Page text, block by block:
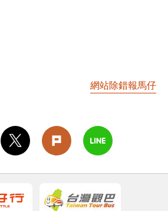
網站除錯報馬仔